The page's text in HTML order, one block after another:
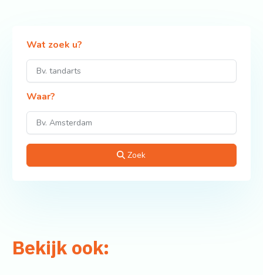
Wat zoek u?
Waar?
Zoek
Bekijk ook: